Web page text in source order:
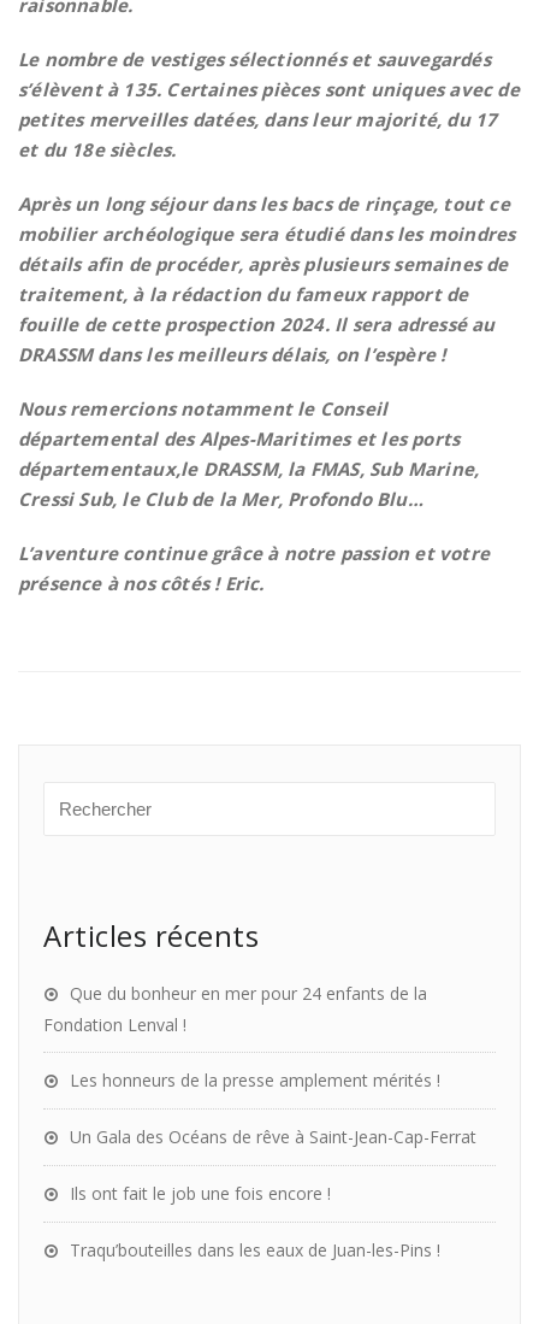
Le nombre de vestiges sélectionnés et sauvegardés
s’élèvent à 135. Certaines pièces sont uniques avec de
petites merveilles datées, dans leur majorité, du 17
et du 18e siècles.
Après un long séjour dans les bacs de rinçage, tout ce
mobilier archéologique sera étudié dans les moindres
détails afin de procéder, après plusieurs semaines de
traitement, à la rédaction du fameux rapport de
fouille de cette prospection 2024. Il sera adressé au
DRASSM dans les meilleurs délais, on l’espère !
Nous remercions notamment le Conseil
départemental des Alpes-Maritimes et les ports
départementaux,le DRASSM, la FMAS, Sub Marine,
Cressi Sub, le Club de la Mer, Profondo Blu…
L’aventure continue grâce à notre passion et votre
présence à nos côtés ! Eric.
Articles récents
Que du bonheur en mer pour 24 enfants de la
Fondation Lenval !
Les honneurs de la presse amplement mérités !
Un Gala des Océans de rêve à Saint-Jean-Cap-Ferrat
Ils ont fait le job une fois encore !
Traqu’bouteilles dans les eaux de Juan-les-Pins !